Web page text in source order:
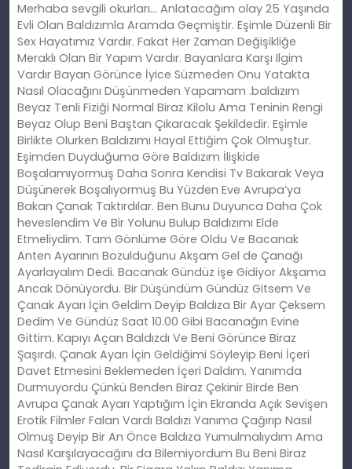
Merhaba sevgili okurları… Anlatacağım olay 25 Yaşında
Evli Olan Baldızımla Aramda Geçmiştir. Eşimle Düzenli Bir
Sex Hayatımız Vardır. Fakat Her Zaman Değişikliğe
Meraklı Olan Bir Yapım Vardır. Bayanlara Karşı Ilgim
Vardır Bayan Görünce İyice Süzmeden Onu Yatakta
Nasıl Olacağını Düşünmeden Yapamam .baldızım
Beyaz Tenli Fiziği Normal Biraz Kilolu Ama Teninin Rengi
Beyaz Olup Beni Baştan Çıkaracak Şekildedir. Eşimle
Birlikte Olurken Baldızımı Hayal Ettiğim Çok Olmuştur.
Eşimden Duyduğuma Göre Baldızım İlişkide
Boşalamıyormuş Daha Sonra Kendisi Tv Bakarak Veya
Düşünerek Boşalıyormuş Bu Yüzden Eve Avrupa’ya
Bakan Çanak Taktırdılar. Ben Bunu Duyunca Daha Çok
heveslendim Ve Bir Yolunu Bulup Baldızımı Elde
Etmeliydim. Tam Gönlüme Göre Oldu Ve Bacanak
Anten Ayarının Bozulduğunu Akşam Gel de Çanağı
Ayarlayalım Dedi. Bacanak Gündüz işe Gidiyor Akşama
Ancak Dönüyordu. Bir Düşündüm Gündüz Gitsem Ve
Çanak Ayarı İçin Geldim Deyip Baldıza Bir Ayar Çeksem
Dedim Ve Gündüz Saat 10.00 Gibi Bacanağın Evine
Gittim. Kapıyı Açan Baldızdı Ve Beni Görünce Biraz
Şaşırdı. Çanak Ayarı İçin Geldiğimi Söyleyip Beni İçeri
Davet Etmesini Beklemeden İçeri Daldım. Yanımda
Durmuyordu Çünkü Benden Biraz Çekinir Birde Ben
Avrupa Çanak Ayarı Yaptığım İçin Ekranda Açık Sevişen
Erotik Filmler Falan Vardı Baldızı Yanıma Çağırıp Nasıl
Olmuş Deyip Bir An Önce Baldıza Yumulmalıydım Ama
Nasıl Karşılayacağını da Bilemiyordum Bu Beni Biraz